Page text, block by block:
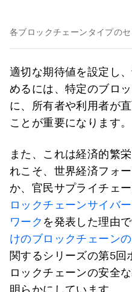
各ブロックチェーンタイプの
適切な期待値を設定し
めるには、特定のブロ
に、所有者や利用者が
ことが重要になります。
また、これは経済的繁
れこそ、世界経済フォ
か、官民サプライチェ
ロックチェーンサイバ
ワーク を発表した理由
けのブロックチェーン
関するシリーズの第5回
ロックチェーンの安全
明らかにしています。